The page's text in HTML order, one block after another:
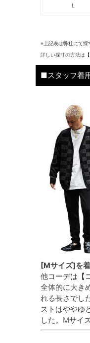
L
※上記表は弊社にて採
詳しい採寸の方法は
■スタッフ着
[Mサイズ]を
他コーデは 【
全体的に大き
れる長さでし
ストはややゆ
した。Mサイ